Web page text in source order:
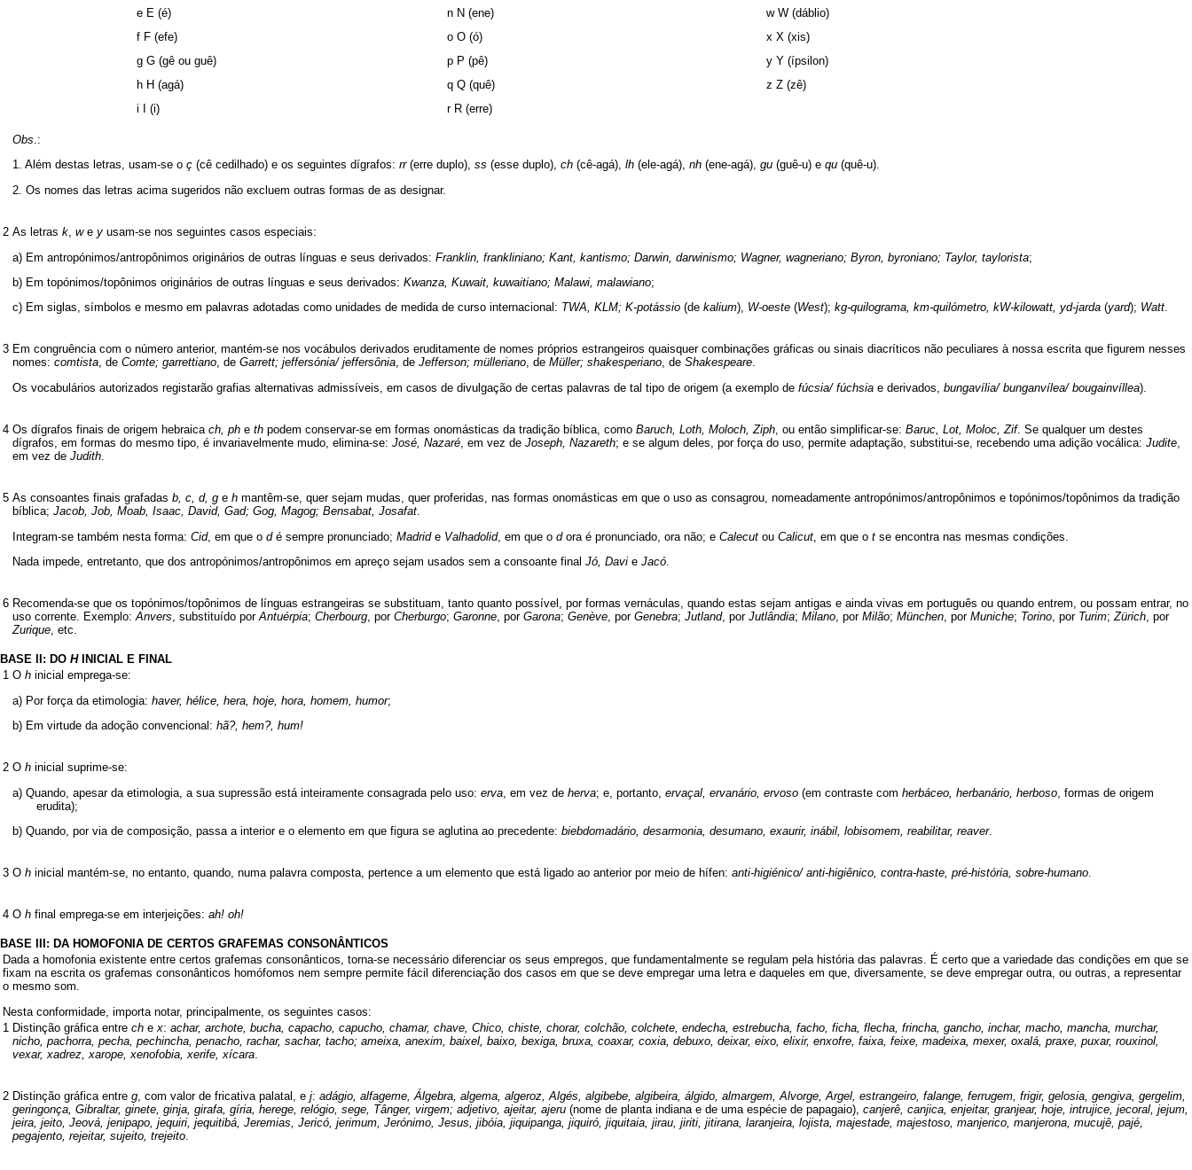
e E (é)
n N (ene)
w W (dáblio)
f F (efe)
o O (ó)
x X (xis)
g G (gê ou guê)
p P (pê)
y Y (ípsilon)
h H (agá)
q Q (quê)
z Z (zê)
i I (i)
r R (erre)
Obs.:
1. Além destas letras, usam-se o ç (cê cedilhado) e os seguintes dígrafos: rr(erre duplo), ss (esse duplo), ch (cê-agá), lh (ele-agá), nh (ene-agá), gu (guê-u) e qu (quê-u).
2. Os nomes das letras acima sugeridos não excluem outras formas de as designar.
2 As letras k, we y usam-se nos seguintes casos especiais:
a) Em antropónimos/antropônimos originários de outras línguas e seus deriva­dos: Franklin, frankliniano; Kant, kantismo; Darwin, darwinismo; Wagner, wagneriano; Byron, byroniano; Taylor, taylorista;
b) Em topónimos/topônimos originários de outras línguas e seus derivados: Kwanza, Kuwait, kuwaitiano; Malawi, malawiano;
c) Em siglas, símbolos e mesmo em palavras adotadas como unidades de medida de curso internacional: TWA, KLM; K-potássio (de kalium), W-oeste (West); kg-quilograma, km-quilómetro, kW-kilowatt, yd-jarda (yard); Watt.
3 Em congruência com o número anterior, mantém-se nos vocábulos derivados eruditamente de nomes próprios estrangeiros quaisquer combinações gráficas ou sinais diacríticos não peculiares à nossa escrita que figurem nesses
nomes: comtista, de Comte; garrettiano, de Garrett; jeffersónia/ jeffersônia, de Jefferson; mülleriano, de Müller; shakesperiano, de Shakespeare.
Os vocabulários autorizados registarão grafias alternativas admissíveis, em casos de divulgação de certas palavras de tal tipo de origem (a exemplo de fúcsia/ fúchsia e derivados, bungavília/ bunganvílea/ bougainvíllea).
4 Os dígrafos finais de origem hebraica ch, ph e th podem conservar-se em formas onomásticas da tradição bíblica, como Baruch, Loth, Moloch, Ziph, ou então simplificar-se: Baruc, Lot, Moloc, Zif. Se qualquer um destes
dígrafos, em formas do mesmo tipo, é invariavelmente mudo, elimina-se: José, Nazaré, em vez de Joseph, Nazareth; e se algum deles, por força do uso, permite adaptação, substitui-se, recebendo uma adição vocálica: Judite,
em vez de Judith.
5 As consoantes finais grafadas b, c, d, g e h mantêm-se, quer sejam mudas, quer proferidas, nas formas onomásticas em que o uso as consagrou, nomeada­mente antropónimos/antropônimos e topónimos/topônimos da tradição
bíblica; Jacob, Job, Moab, Isaac, David, Gad; Gog, Magog; Bensabat, Josafat.
Integram-se também nesta forma: Cid, em que o dé sempre pronunciado; Madride Valhadolid, em que o dora é pronunciado, ora não; e Calecut ou Calicut , em que o t se encontra nas mesmas condições.
Nada impede, entretanto, que dos antropónimos/antropônimos em apreço sejam usados sem a consoante final Jó, Davi e Jacó.
6 Recomenda-se que os topónimos/topônimos de línguas estrangeiras se substituam, tanto quanto possível, por formas vernáculas, quando estas sejam antigas e ainda vivas em português ou quando entrem, ou possam entrar, no
uso corrente. Exemplo:Anvers, substituído porAntuérpia; Cherbourg, por Cherburgo; Garonne, por Garona; Genève, por Genebra; Jutland, por Jutlândia; Milano, por Milão; München, por Muniche; Torino, por Turim;Zürich, por
Zurique, etc.
BASE II: DO HINICIAL E FINAL
1 O h inicial emprega-se:
a) Por força da etimologia: haver, hélice, hera, hoje, hora, homem, humor;
b) Em virtude da adoção convencional: hã?, hem?, hum!
2 O h inicial suprime-se:
a) Quando, apesar da etimologia, a sua supressão está inteiramente consagrada pelo uso: erva , em vez de herva; e, portanto, ervaçal, ervanário, ervoso (em contraste com herbáceo, herbanário, herboso , formas de origem
erudita);
b) Quando, por via de composição, passa a interior e o elemento em que figura se aglutina ao precedente: biebdomadário, desarmonia, desumano, exaurir, inábil, lobisomem, reabilitar, reaver.
3 O h inicial mantém-se, no entanto, quando, numa palavra composta, pertence a um elemento que está ligado ao anterior por meio de hífen: anti-higiénico/ anti-higiênico, contra-haste, pré-história, sobre-humano.
4 O h final emprega-se em interjeições: ah! oh!
BASE III: DA HOMOFONIA DE CERTOS GRAFEMAS CONSONÂNTICOS
Dada a homofonia existente entre certos grafemas consonânticos, torna-se necessário diferenciar os seus empregos, que fundamentalmente se regulam pela história das palavras. É certo que a variedade das condições em que se
fixam na escrita os grafemas consonânticos homófomos nem sempre permite fácil diferenciação dos casos em que se deve empregar uma letra e daqueles em que, diversamente, se deve empregar outra, ou outras, a representar
o mesmo som.
Nesta conformidade, importa notar, principalmente, os seguintes casos:
1 Distinção gráfica entre ch ex: achar, archote, bucha, capacho, capucho, chamar, chave, Chico, chiste, chorar, colchão, colchete, endecha, estrebucha, facho, ficha, flecha, frincha, gancho, inchar, macho, mancha, murchar,
nicho, pachorra, pecha, pechincha, penacho, rachar, sachar, tacho; ameixa, anexim, baixel, baixo, bexiga, bruxa, coaxar, coxia, debuxo, deixar, eixo, elixir, enxofre, faixa, feixe, madeixa, mexer, oxalá, praxe, puxar, rouxinol,
vexar, xadrez, xarope, xenofobia, xerife, xícara.
2 Distinção gráfica entre g, com valor de fricativa palatal, e j: adágio, alfageme, Álgebra, algema, algeroz, Algés, algibebe, algibeira, álgido, almargem, Alvorge, Argel, estrangeiro, falange, ferrugem, frigir, gelosia, gengiva, gergelim,
geringonça, Gibraltar, ginete, ginja, girafa, gíria, herege, relógio, sege, Tânger, virgem; adjetivo, ajeitar, ajeru (nome de planta indiana e de uma espécie de papagaio), canjerê, canjica, enjeitar, granjear, hoje, intrujice, jecoral, jejum,
jeira, jeito, Jeová, jenipapo, jequiri, jequitibá, Jeremias, Jericó, jerimum, Jerónimo, Jesus, jibóia, jiquipanga, jiquiró, jiquitaia, jirau, jiriti, jitirana, laranjeira, lojista, majestade, majestoso, manjerico, manjerona, mucujê, pajé,
pegajento, rejeitar, sujeito, trejeito.